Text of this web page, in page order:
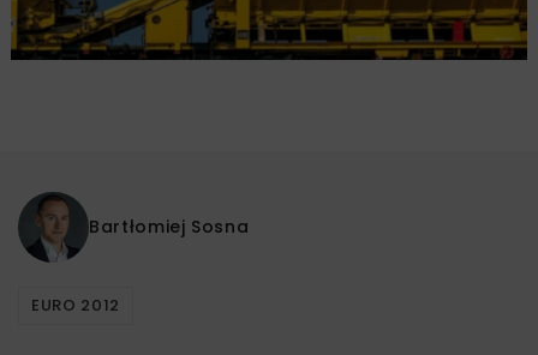
Bartłomiej Sosna
EURO 2012